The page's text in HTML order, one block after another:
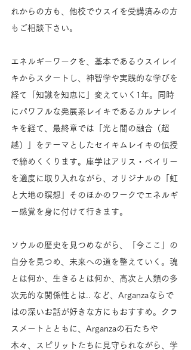
れからの方も、他校でウスイを受講済みの方
もご相談下さい。
エネルギーワークを、基本であるウスイレイ
キからスタートし、神智学や実践的な学びを
経て「知識を知恵に」変えていく1年。同時
にパワフルな発展系レイキであるカルナレイ
キを経て、最終章では「光と闇の融合（超
越）」をテーマとしたセイキムレイキの伝授
で締めくくります。座学はアリス・ベイリー
を適度に取り入れながら、オリジナルの「虹
と大地の瞑想」そのほかのワークでエネルギ
ー感覚を身に付けて行きます。
ソウルの歴史を見つめながら、「今ここ」の
自分を見つめ、未来への道を整えていく。魂
とは何か、生きるとは何か、高次と人類の多
次元的な関係性とは.. など、Arganzaならで
はの深いお話が好きな方にもおすすめ。クラ
スメートとともに、Arganzaの石たちや
木々、スピリットたちに見守られながら、学